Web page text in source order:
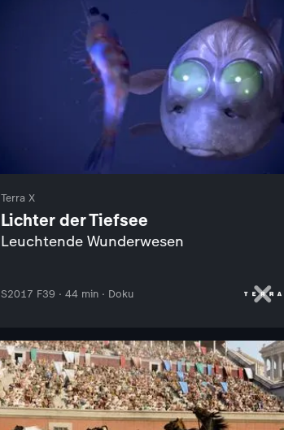
Terra X
Lichter der Tiefsee
Leuchtende Wunderwesen
S2017 F39 · 44 min · Doku